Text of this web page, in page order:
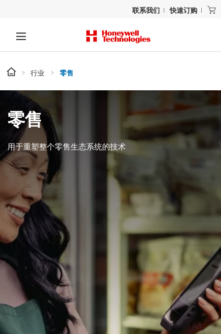
联系我们 快速订购
行业 零售
零售
用于重塑整个零售生态系统的技术